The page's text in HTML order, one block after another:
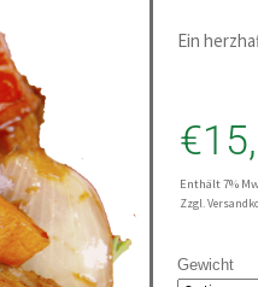
Ein
€
Enthält 7%
Zzgl.
Gewicht